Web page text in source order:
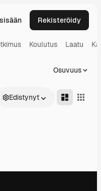
Rekisteröidy
Koulutus Laatu
Osuvuus
Edistynyt